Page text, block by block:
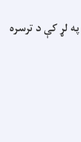
لړ کې د ترسره